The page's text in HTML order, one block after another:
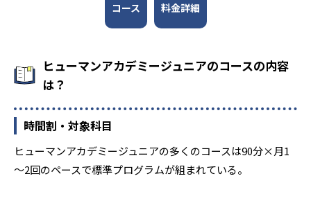
コース 料金詳細
ヒューマンアカデミージュニアのコースの内容
は？
時間割・対象科目
ヒューマンアカデミージュニアの多くのコースは90分×月1
～2回のペースで標準プログラムが組まれている。